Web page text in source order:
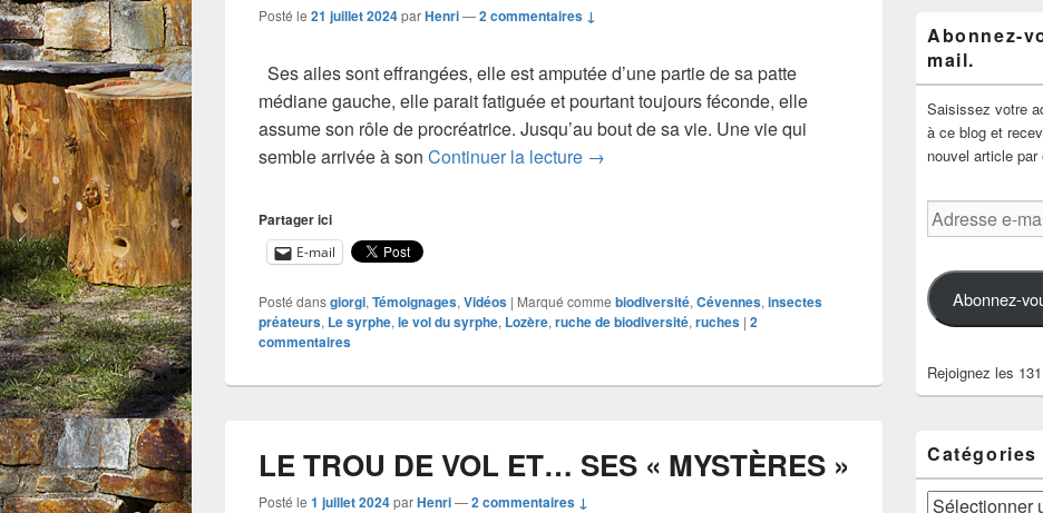
Posté le 21 juillet 2024parHenri—2 commentaires ↓
Ses ailes sont effrangées, elle est amputée d’une partie de sa patte
médiane gauche, elle parait fatiguée et pourtant toujours féconde, elle
assume son rôle de procréatrice. Jusqu’au bout de sa vie. Une vie qui
semble arrivée à son Continuer la lecture HOMMAGE A UNE VIEILLE DAME SYRPHE
→
Partager ici
E-mail
Posté dansgiorgi, Témoignages, Vidéos | Marqué comme biodiversité, Cévennes, insectes
préateurs, Le syrphe, le vol du syrphe, Lozère, ruche de biodiversité, ruches | 2
commentaires
LE TROU DE VOL ET… SES « MYSTÈRES »
Posté le 1 juillet 2024parHenri—2 commentaires ↓
Abonnez-
mail.
Saisissez votre
à ce blog et
nouvel article par
Adresse
e-
Abonnez-
Rejoignez les
Catégories
Catégories